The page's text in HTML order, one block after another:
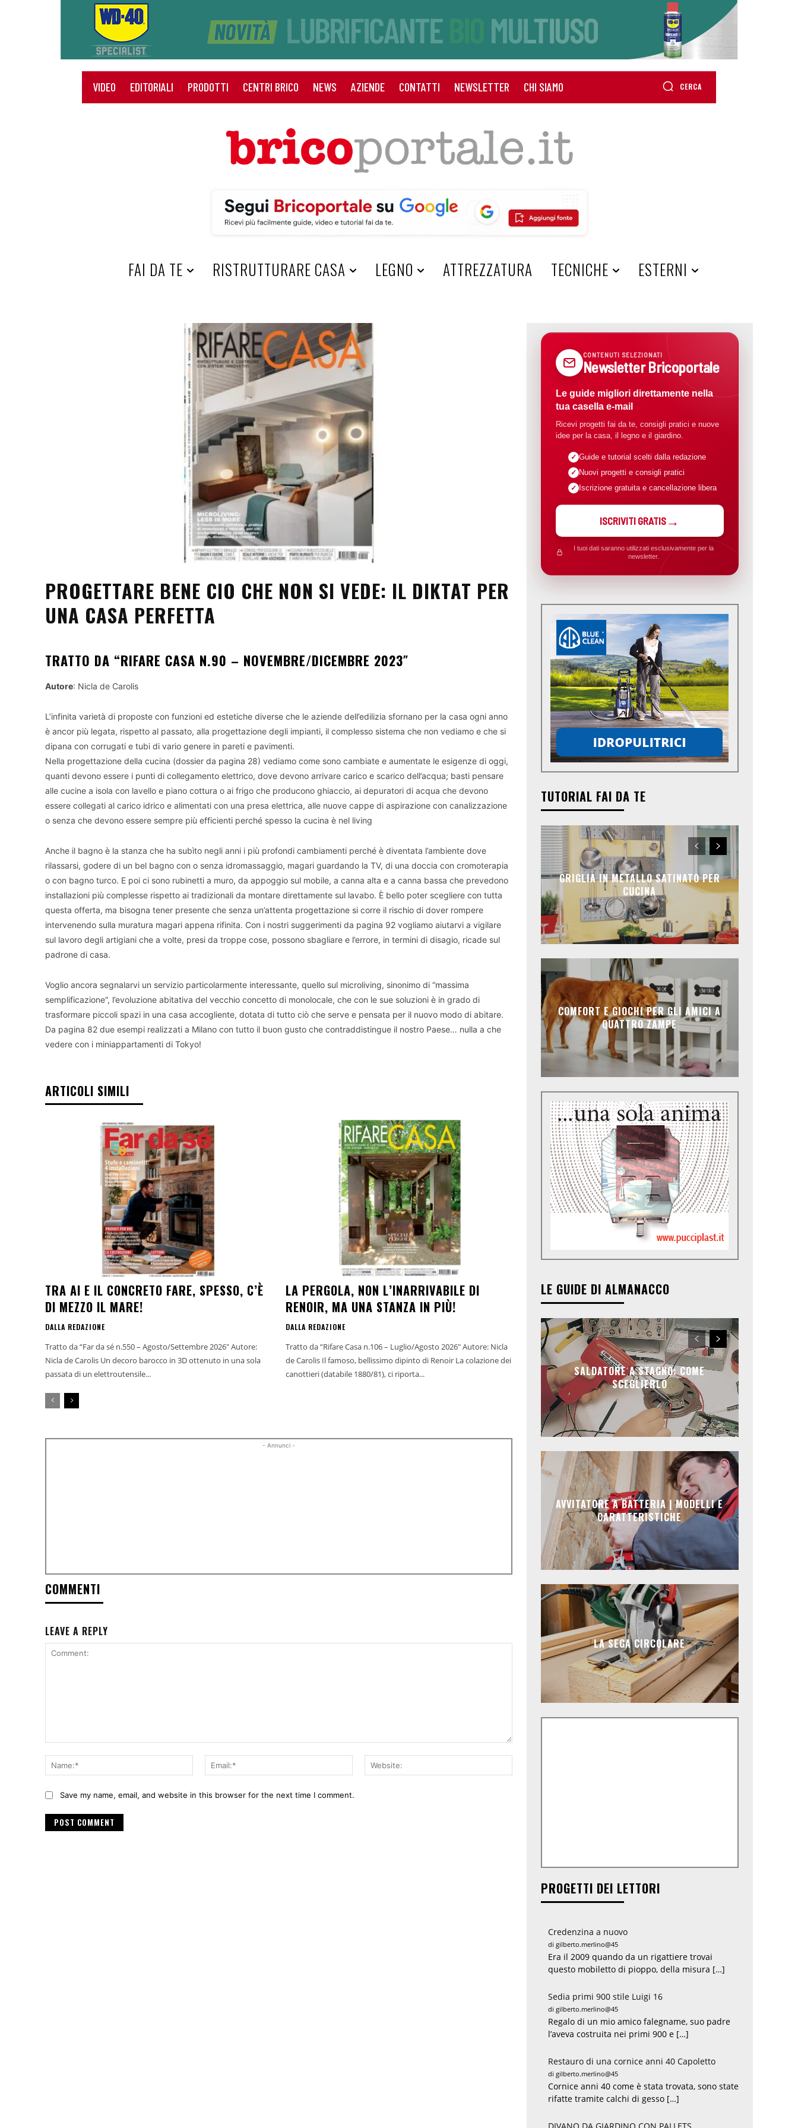
VIDEO EDITORIALI PRODOTTI CENTRI BRICO NEWS AZIENDE CONTATTI NEWSLETTER CHI SIAMO CERCA
HOME
FAI DA TE RISTRUTTURARE CASA LEGNO ATTREZZATURA TECNICHE ESTERNI
PROGETTARE BENE CIO CHE NON SI VEDE: IL DIKTAT PER
UNA CASA PERFETTA
TRATTO DA “RIFARE CASA N.90 – NOVEMBRE/DICEMBRE 2023″
Autore: Nicla de Carolis
L’infinita varietà di proposte con funzioni ed estetiche diverse che le aziende dell’edilizia sfornano per la casa ogni anno
è ancor più legata, rispetto al passato, alla progettazione degli impianti, il complesso sistema che non vediamo e che si
dipana con corrugati e tubi di vario genere in pareti e pavimenti.
Nella progettazione della cucina (dossier da pagina 28) vediamo come sono cambiate e aumentate le esigenze di oggi,
quanti devono essere i punti di collegamento elettrico, dove devono arrivare carico e scarico dell’acqua; basti pensare
alle cucine a isola con lavello e piano cottura o ai frigo che producono ghiaccio, ai depuratori di acqua che devono
essere collegati al carico idrico e alimentati con una presa elettrica, alle nuove cappe di aspirazione con canalizzazione
o senza che devono essere sempre più efficienti perché spesso la cucina è nel living
Anche il bagno è la stanza che ha subìto negli anni i più profondi cambiamenti perché è diventata l’ambiente dove
rilassarsi, godere di un bel bagno con o senza idromassaggio, magari guardando la TV, di una doccia con cromoterapia
o con bagno turco. E poi ci sono rubinetti a muro, da appoggio sul mobile, a canna alta e a canna bassa che prevedono
installazioni più complesse rispetto ai tradizionali da montare direttamente sul lavabo. È bello poter scegliere con tutta
questa offerta, ma bisogna tener presente che senza un’attenta progettazione si corre il rischio di dover rompere
intervenendo sulla muratura magari appena rifinita. Con i nostri suggerimenti da pagina 92 vogliamo aiutarvi a vigilare
sul lavoro degli artigiani che a volte, presi da troppe cose, possono sbagliare e l’errore, in termini di disagio, ricade sul
padrone di casa.
Voglio ancora segnalarvi un servizio particolarmente interessante, quello sul microliving, sinonimo di “massima
semplificazione“, l’evoluzione abitativa del vecchio concetto di monolocale, che con le sue soluzioni è in grado di
trasformare piccoli spazi in una casa accogliente, dotata di tutto ciò che serve e pensata per il nuovo modo di abitare.
Da pagina 82 due esempi realizzati a Milano con tutto il buon gusto che contraddistingue il nostro Paese… nulla a che
vedere con i miniappartamenti di Tokyo!
ARTICOLI SIMILI
TRA AI E IL CONCRETO FARE, SPESSO, C’È
DI MEZZO IL MARE!
DALLA REDAZIONE
Tratto da “Far da sé n.550 – Agosto/Settembre 2026" Autore:
Nicla de Carolis Un decoro barocco in 3D ottenuto in una sola
passata di un elettroutensile...
LA PERGOLA, NON L’INARRIVABILE DI
RENOIR, MA UNA STANZA IN PIÙ!
DALLA REDAZIONE
Tratto da “Rifare Casa n.106 – Luglio/Agosto 2026" Autore: Nicla
de Carolis Il famoso, bellissimo dipinto di Renoir La colazione dei
canottieri (databile 1880/81), ci riporta...
- Annunci -
COMMENTI
LEAVE A REPLY
Name:*
Email:*
Save my name, email, and website in this browser for the next time I comment.
CONTENUTI SELEZIONATI
Newsletter Bricoportale
Le guide migliori direttamente nella
tua casella e-mail
Ricevi progetti fai da te, consigli pratici e nuove
idee per la casa, il legno e il giardino.
Guide e tutorial scelti dalla redazione
Nuovi progetti e consigli pratici
Iscrizione gratuita e cancellazione libera
ISCRIVITI GRATIS
I tuoi dati saranno utilizzati esclusivamente per la
newsletter.
TUTORIAL FAI DA TE
GRIGLIA IN METALLO SATINATO PER
CUCINA
COMFORT E GIOCHI PER GLI AMICI A
QUATTRO ZAMPE
LE GUIDE DI ALMANACCO
SALDATORE A STAGNO: COME
SCEGLIERLO
AVVITATORE A BATTERIA | MODELLI E
CARATTERISTICHE
LA SEGA CIRCOLARE
PROGETTI DEI LETTORI
Credenzina a nuovo
di gilberto.merlino@45
Era il 2009 quando da un rigattiere trovai
questo mobiletto di pioppo, della misura […]
Sedia primi 900 stile Luigi 16
di gilberto.merlino@45
Regalo di un mio amico falegname, suo padre
l’aveva costruita nei primi 900 e […]
Restauro di una cornice anni 40 Capoletto
di gilberto.merlino@45
Cornice anni 40 come è stata trovata, sono state
rifatte tramite calchi di gesso […]